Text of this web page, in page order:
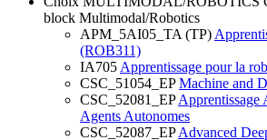
block Multimodal/Robotics
APM_5AI05_TA (TP)
(ROB311)
IA705 Apprentissage pour la
CSC_51054_EP Machine and
CSC_52081_EP Apprentissage
Agents Autonomes
CSC_52087_EP Advanced